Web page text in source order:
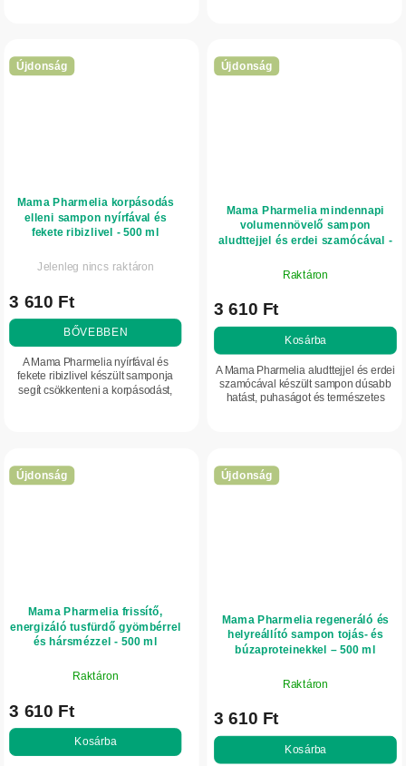
Újdonság
Mama Pharmelia korpásodás
elleni sampon nyírfával és
fekete ribizlivel - 500 ml
Jelenleg nincs raktáron
3 610 Ft
BŐVEBBEN
A Mama Pharmelia nyírfával és
fekete ribizlivel készült samponja
segít csökkenteni a korpásodást,
Újdonság
Mama Pharmelia mindennapi
volumennövelő sampon
aludttejjel és erdei szamócával -
Raktáron
3 610 Ft
Kosárba
A Mama Pharmelia aludttejjel és erdei
szamócával készült sampon dúsabb
hatást, puhaságot és természetes
Újdonság
Mama Pharmelia frissítő,
energizáló tusfürdő gyömbérrel
és hársmézzel - 500 ml
Raktáron
3 610 Ft
Kosárba
Újdonság
Mama Pharmelia regeneráló és
helyreállító sampon tojás- és
búzaproteinekkel – 500 ml
Raktáron
3 610 Ft
Kosárba